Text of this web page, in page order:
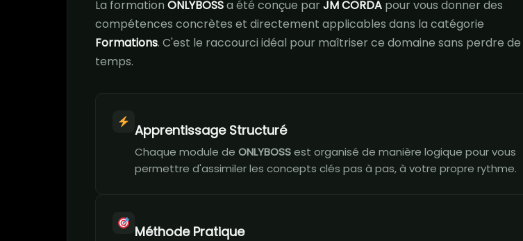
La formation ONLYBOSSa été conçue parJM CORDA pour vous donner des
compétences concrètes et directement applicables dans la catégorie
Formations. C'est le raccourci idéal pour maîtriser ce domaine sans perdre de
temps.
Apprentissage Structuré
Chaque module de ONLYBOSSest organisé de manière logique pour vous
permettre d'assimiler les concepts clés pas à pas, à votre propre rythme.
Méthode Pratique